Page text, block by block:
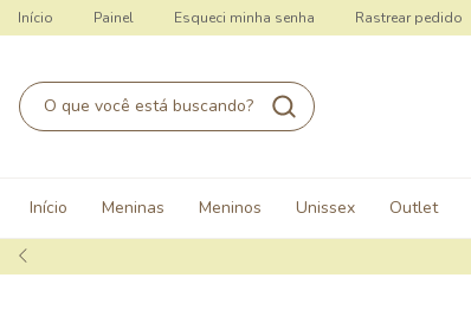
Início Painel Esqueci minha senha Rastrear pedido
Início Meninas Meninos Unissex Outlet